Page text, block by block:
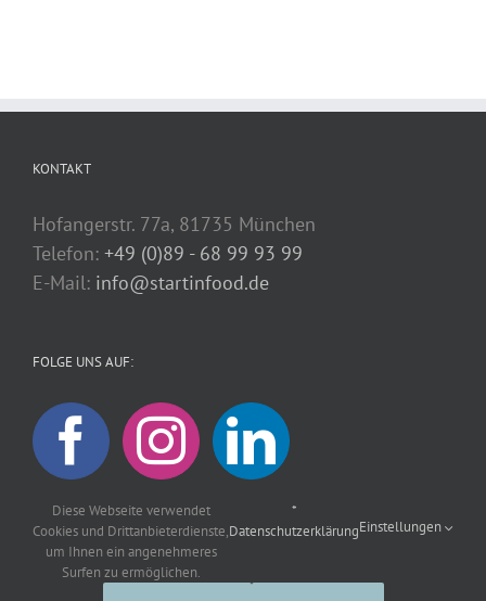
KONTAKT
Hofangerstr. 77a, 81735 München
Telefon: +49 (0)89 - 68 99 93 99
E-Mail: info@startinfood.de
FOLGE UNS AUF:
Diese Webseite verwendet
Cookies und Drittanbieterdienste,
um Ihnen ein angenehmeres
Surfen zu ermöglichen.
*
DatenschutzerklärungEinstellungen